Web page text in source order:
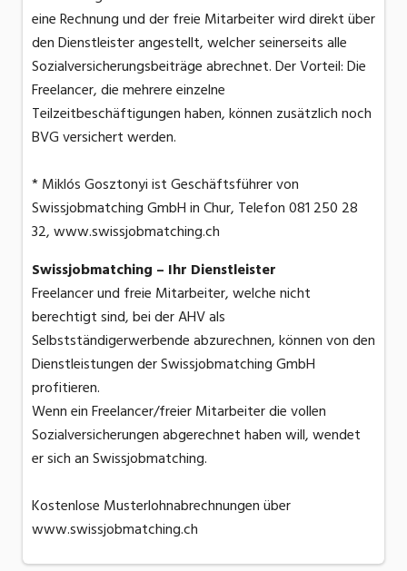
eine Rechnung und der freie Mitarbeiter wird direkt über
den Dienstleister angestellt, welcher seinerseits alle
Sozialversicherungsbeiträge abrechnet. Der Vorteil: Die
Freelancer, die mehrere einzelne
Teilzeitbeschäftigungen haben, können zusätzlich noch
BVG versichert werden.
* Miklós Gosztonyi ist Geschäftsführer von
Swissjobmatching GmbH in Chur, Telefon 081 250 28
32, www.swissjobmatching.ch
Swissjobmatching – Ihr Dienstleister
Freelancer und freie Mitarbeiter, welche nicht
berechtigt sind, bei der AHV als
Selbstständigerwerbende abzurechnen, können von den
Dienstleistungen der Swissjobmatching GmbH
profitieren.
Wenn ein Freelancer/freier Mitarbeiter die vollen
Sozialversicherungen abgerechnet haben will, wendet
er sich an Swissjobmatching.
Kostenlose Musterlohnabrechnungen über
www.swissjobmatching.ch